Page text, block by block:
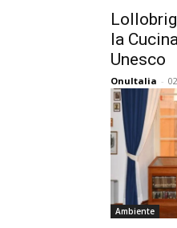
la
Unesco
OnuItalia -
Ambiente